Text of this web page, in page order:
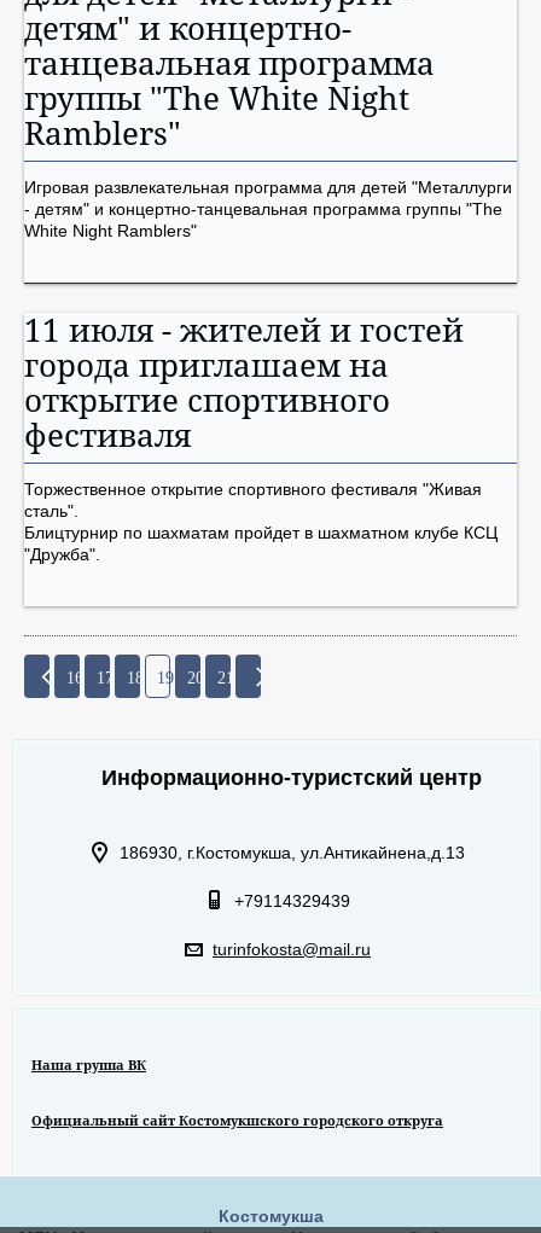
детям" и концертно-
танцевальная программа
группы "The White Night
Ramblers"
Игровая развлекательная программа для детей "Металлурги
- детям" и концертно-танцевальная программа группы "The
White Night Ramblers"
11 июля - жителей и гостей
города приглашаем на
открытие спортивного
фестиваля
Торжественное открытие спортивного фестиваля "Живая
сталь".
Блицтурнир по шахматам пройдет в шахматном клубе КСЦ
"Дружба".
16 17 18 19 20 21
Информационно-туристский центр
186930, г.Костомукша, ул.Антикайнена,д.13
+79114329439
turinfokosta@mail.ru
Наша группа ВК
Официальный сайт Костомукшского городского откруга
Костомукша